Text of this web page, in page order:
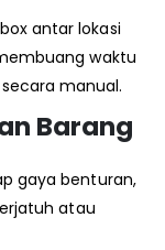
antar lokasi
waktu
manual.
Barang
gaya benturan,
atau